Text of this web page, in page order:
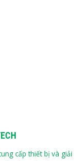
cấp thiết bị và giải